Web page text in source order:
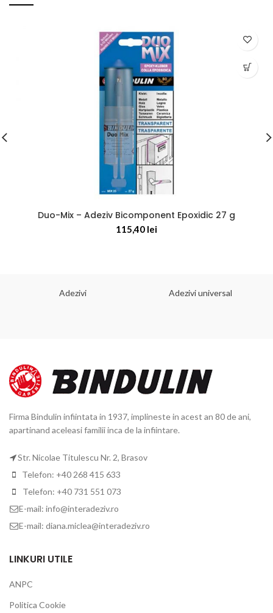
Duo-Mix – Adeziv Bicomponent Epoxidic 27 g
115,40 lei
Adezivi Adezivi universal
Firma Bindulin infiintata in 1937, implineste in acest an 80 de ani,
apartinand aceleasi familii inca de la infiintare.
Str. Nicolae Titulescu Nr. 2, Brasov
Telefon: +40 268 415 633
Telefon: +40 731 551 073
E-mail: info@interadeziv.ro
E-mail: diana.miclea@interadeziv.ro
LINKURI UTILE
ANPC
Politica Cookie